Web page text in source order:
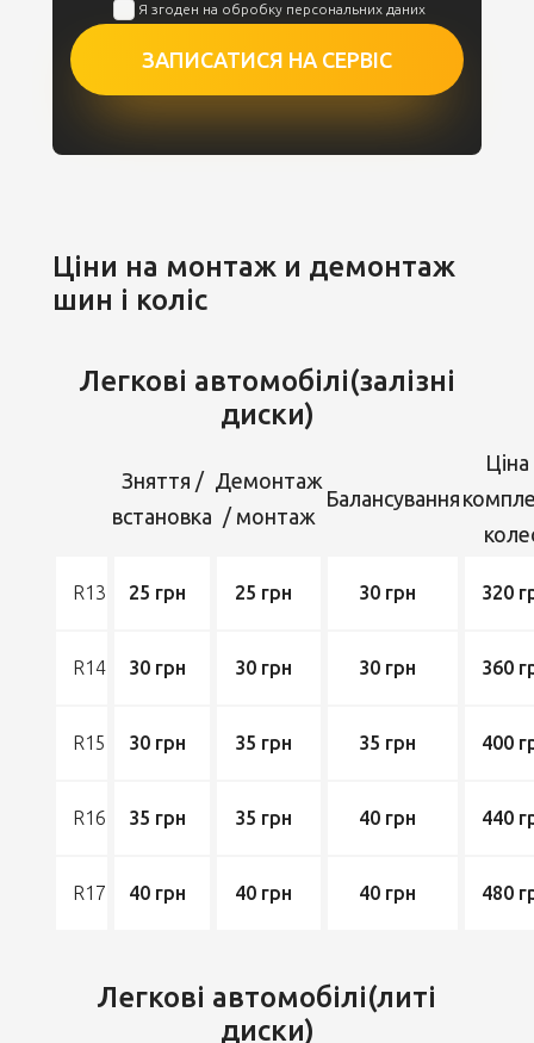
Я згоден на обробку персональних даних
ЗАПИСАТИСЯ НА СЕРВІС
Ціни на монтаж и демонтаж
шин і коліс
Легкові автомобілі(залізні
диски)
Зняття /
встановка
Демонтаж
/ монтаж
Балансування
Ціна
R13
R14
R15
R16
R17
25 грн
30 грн
30 грн
35 грн
40 грн
25 грн
30 грн
35 грн
35 грн
40 грн
30 грн
30 грн
35 грн
40 грн
40 грн
320
360
400
440
480
Легкові автомобілі(литі
диски)